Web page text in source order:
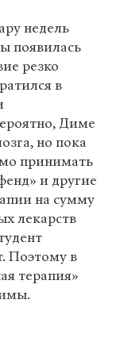
недель
появилась
резко
в
Диме
но пока
принимать
и другие
на сумму
лекарств
Поэтому в
терапия»